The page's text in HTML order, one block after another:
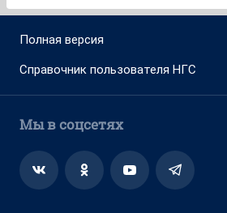
Полная версия
Справочник пользователя НГС
Мы в соцсетях